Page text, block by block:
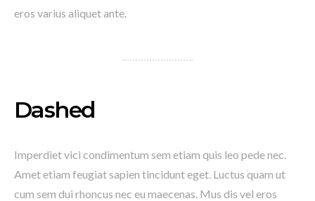
eros varius aliquet ante.
Dashed
Imperdiet vici condimentum sem etiam quis leo pede nec.
Amet etiam feugiat sapien tincidunt eget. Luctus quam ut
cum sem dui rhoncus nec eu maecenas. Mus dis vel eros